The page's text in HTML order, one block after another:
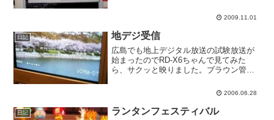
に再起動しなきゃいけなくてWindowsみ
起動...
2009.11.01
日記 地デジ受信
広島でも地上デジタル放送の試験放送が
始まったのでRD-X6ちゃんで見てみた
ら、サクッと映りました。ブラウン管テ
だ番組は名曲アルバムみたいなテスト放
てるとこもありました。...
2006.06.28
日記 ランタンフェスティバル